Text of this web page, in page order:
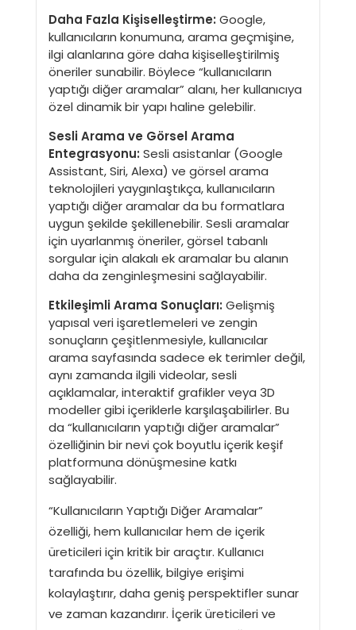
Daha Fazla Kişiselleştirme: Google,
kullanıcıların konumuna, arama geçmişine,
ilgi alanlarına göre daha kişiselleştirilmiş
öneriler sunabilir. Böylece “kullanıcıların
yaptığı diğer aramalar” alanı, her kullanıcıya
özel dinamik bir yapı haline gelebilir.
Sesli Arama ve Görsel Arama
Entegrasyonu: Sesli asistanlar (Google
Assistant, Siri, Alexa) ve görsel arama
teknolojileri yaygınlaştıkça, kullanıcıların
yaptığı diğer aramalar da bu formatlara
uygun şekilde şekillenebilir. Sesli aramalar
için uyarlanmış öneriler, görsel tabanlı
sorgular için alakalı ek aramalar bu alanın
daha da zenginleşmesini sağlayabilir.
Etkileşimli Arama Sonuçları: Gelişmiş
yapısal veri işaretlemeleri ve zengin
sonuçların çeşitlenmesiyle, kullanıcılar
arama sayfasında sadece ek terimler değil,
aynı zamanda ilgili videolar, sesli
açıklamalar, interaktif grafikler veya 3D
modeller gibi içeriklerle karşılaşabilirler. Bu
da “kullanıcıların yaptığı diğer aramalar”
özelliğinin bir nevi çok boyutlu içerik keşif
platformuna dönüşmesine katkı
sağlayabilir.
“Kullanıcıların Yaptığı Diğer Aramalar”
özelliği, hem kullanıcılar hem de içerik
üreticileri için kritik bir araçtır. Kullanıcı
tarafında bu özellik, bilgiye erişimi
kolaylaştırır, daha geniş perspektifler sunar
ve zaman kazandırır. İçerik üreticileri ve